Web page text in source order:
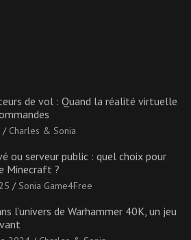
de vol : Quand la réalité virtuelle
Charles & Sonia
ou serveur public : quel choix pour
Minecraft ?
Sonia Game4Free
l’univers de Warhammer 40K, un jeu